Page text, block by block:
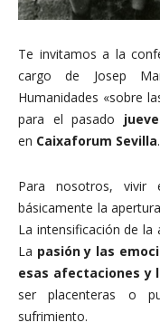
Te invitamos a la
cargo de Josep
Humanidades «sobre
para el pasado
en Caixaforum Sevilla.
Para nosotros, vivir
básicamente la
La intensificación de la
La pasión y las
esas afectaciones y
ser placenteras o
sufrimiento.